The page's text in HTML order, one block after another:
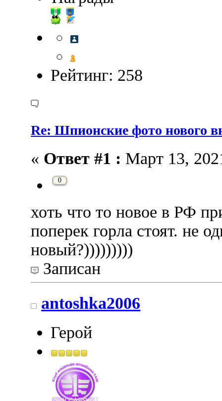
Рейтинг: 258
Re: Шпионские фото нового
« Ответ #1 : Март 13,
0
хоть что то новое в РФ
поперек горла стоят. не
новый?)))))))))
Записан
antoshka2006
Герой